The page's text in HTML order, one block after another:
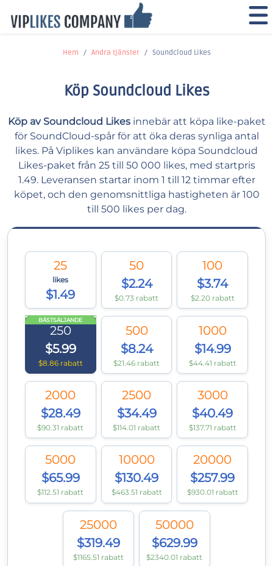
Hem Andra tjänster Soundcloud Likes
Köp Soundcloud Likes
Köp av Soundcloud Likesinnebär att köpa like-paket
för SoundCloud-spår för att öka deras synliga antal
likes. På Viplikes kan användare köpa Soundcloud
Likes-paket från 25 till 50 000 likes, med startpris
1.49. Leveransen startar inom 1 till 12 timmar efter
köpet, och den genomsnittliga hastigheten är 100
till 500 likes per dag.
25
likes
$1.49
50
$2.24
$0.73 rabatt
100
$3.74
$2.20 rabatt
BÄSTSÄLJANDE
250
$5.99
$8.86 rabatt
500
$8.24
$21.46 rabatt
1000
$14.99
$44.41 rabatt
2000
$28.49
$90.31 rabatt
2500
$34.49
$114.01 rabatt
3000
$40.49
$137.71 rabatt
5000
$65.99
$112.51 rabatt
10000
$130.49
$463.51 rabatt
20000
$257.99
$930.01 rabatt
25000
$319.49
$1165.51 rabatt
50000
$629.99
$2340.01 rabatt